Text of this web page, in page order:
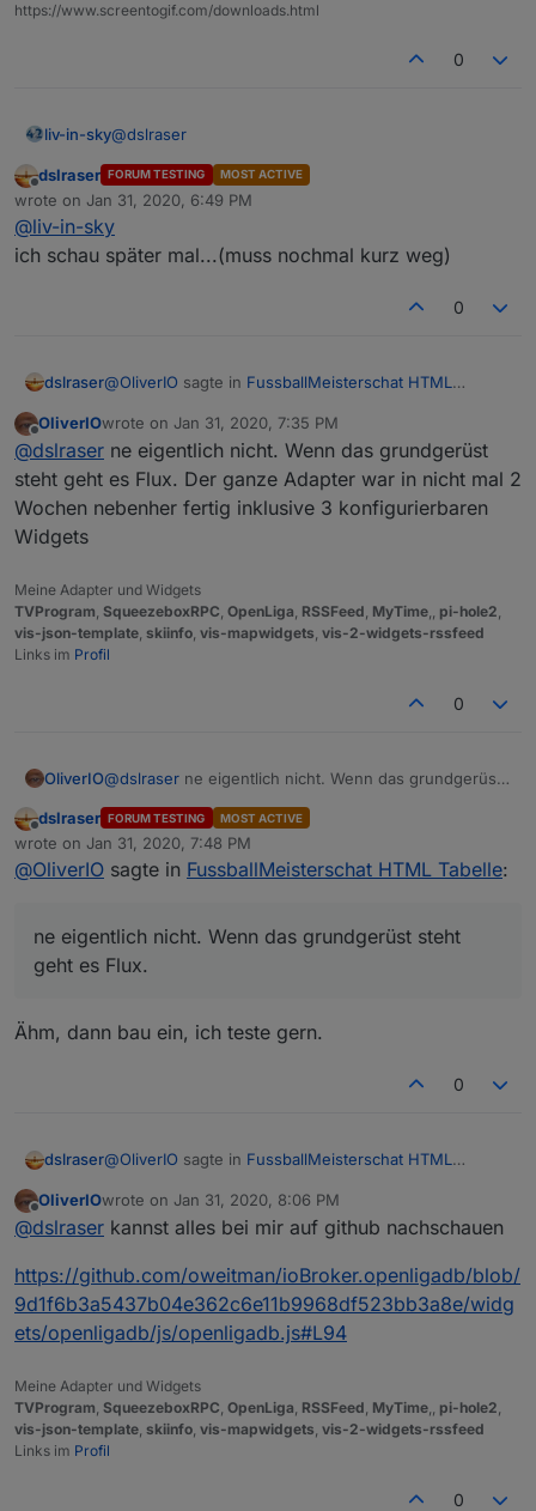
https://www.screentogif.com/downloads.html
0
liv-in-sky@dslraser
hier ShortName eintragen
Offline
dslraser FORUM TESTING MOST ACTIVE
wrote on Jan 31, 2020, 6:49 PM
last edited by
@liv-in-sky
ich schau später mal...(muss nochmal kurz weg)
0
dslraser@OliverIO sagte in FussballMeisterschat HTML
@ dslraserin den Daten gibt es einen shortname
Gleich ein html in Deinem Adapter bereit zu stellen ist
ohnehin gerade einige Tabellen bereit stellt.
An dieser Stelle mal danke für Deinen Adapter
@OliverIO👍
Offline
OliverIOwrote on Jan 31, 2020, 7:35 PM
last edited by
@dslraser ne eigentlich nicht. Wenn das grundgerüst
steht geht es Flux. Der ganze Adapter war in nicht mal 2
Wochen nebenher fertig inklusive 3 konfigurierbaren
Widgets
Meine Adapter und Widgets
TVProgram SqueezeboxRPC OpenLiga RSSFeed MyTime pi-hole2
vis-json-template skiinfo vis-mapwidgets vis-2-widgets-rssfeed
Links im Profil
0
OliverIO@dslraser ne eigentlich nicht. Wenn das grundgerüst
2 Wochen nebenher fertig inklusive 3
konfigurierbaren Widgets
Offline
dslraser FORUM TESTING MOST ACTIVE
wrote on Jan 31, 2020, 7:48 PM
last edited by
@OliverIO sagte in FussballMeisterschat HTML Tabelle:
ne eigentlich nicht. Wenn das grundgerüst steht
geht es Flux.
Ähm, dann bau ein, ich teste gern.
0
dslraser@OliverIO sagte in FussballMeisterschat HTML
ne eigentlich nicht. Wenn das grundgerüst steht
Ähm, dann bau ein, ich teste gern.
Offline
OliverIOwrote on Jan 31, 2020, 8:06 PM
last edited by
@dslraser kannst alles bei mir auf github nachschauen
https://github.com/oweitman/ioBroker.openligadb/blob/
9d1f6b3a5437b04e362c6e11b9968df523bb3a8e/widg
ets/openligadb/js/openligadb.js#L94
Meine Adapter und Widgets
TVProgram SqueezeboxRPC OpenLiga RSSFeed MyTime pi-hole2
vis-json-template skiinfo vis-mapwidgets vis-2-widgets-rssfeed
Links im Profil
0